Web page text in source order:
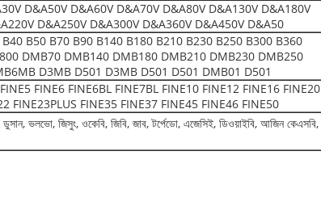
D&A50V D&A60V D&A70V D&A80V D&A130V D&A180V
D&A250V D&A300V D&A360V D&A450V D&A50
B50 B70 B90 B140 B180 B210 B230 B250 B300 B360
DMB70 DMB140 DMB180 DMB210 DMB230 DMB250
D3MB D501 D3MB D501 D501 DMB01 D501
FINE6 FINE6BL FINE7BL FINE10 FINE12 FINE16 FINE20
FINE23PLUS FINE35 FINE37 FINE45 FINE46 FINE50
ডুসান, ভলভো, জিসুং, ওকেবি, জিবি, জাব, টর্পেডো, এজেসিই, ডিওয়াইবি, আজিন কেএসবি,